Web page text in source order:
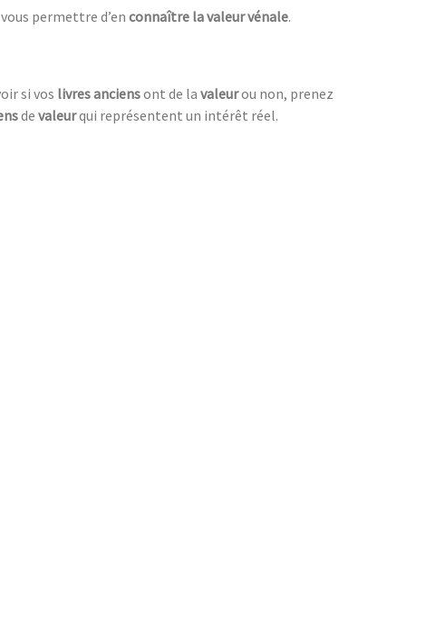
permettre d’enconnaître la valeur vénale.
si vos livres anciensont de la valeurou non, prenez
de valeurqui représentent un intérêt réel.